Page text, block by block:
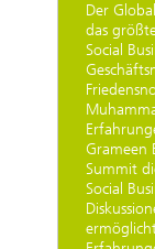
Der
das
Social
Grameen
Summit
Social